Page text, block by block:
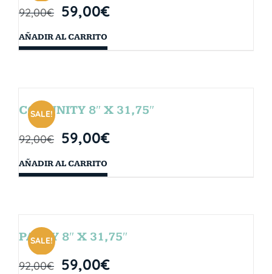
92,00€ 59,00€
AÑADIR AL CARRITO
SALE!
COMUNITY 8″ X 31,75″
92,00€ 59,00€
AÑADIR AL CARRITO
SALE!
PARTY 8″ X 31,75″
92,00€ 59,00€